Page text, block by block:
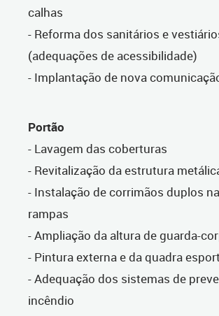
calhas
- Reforma dos sanitários e
(adequações de acessibilidade)
- Implantação de nova
Portão
- Lavagem das coberturas
- Revitalização da estrutura
- Instalação de corrimãos duplos
rampas
- Ampliação da altura de guarda-
- Pintura externa e da quadra
- Adequação dos sistemas de
incêndio